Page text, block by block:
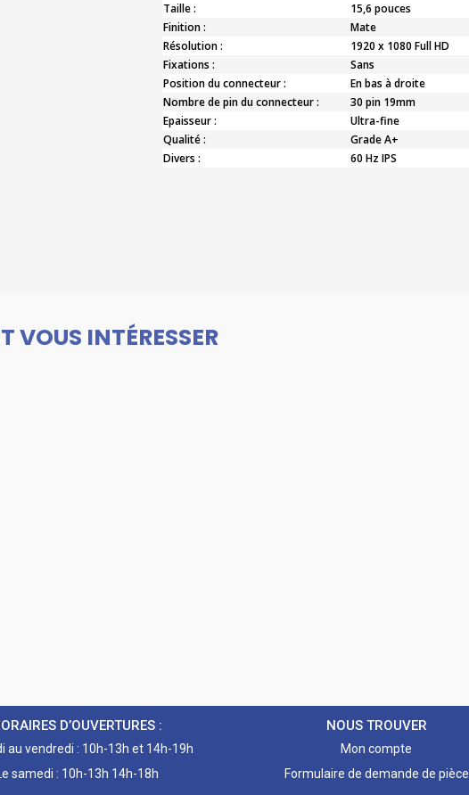
Taille :
15,6 pouces
Finition :
Mate
Résolution :
1920 x 1080 Full HD
Fixations :
Sans
Position du connecteur :
En bas à droite
Nombre de pin du connecteur :
30 pin 19mm
Epaisseur :
Ultra-fine
Qualité :
Grade A+
Divers :
60 Hz IPS
VOUS INTÉRESSER
D’OUVERTURES :
au vendredi : 10h-13h et 14h-19h
samedi : 10h-13h 14h-18h
NOUS TROUVER
Mon compte
Formulaire de demande de pièce